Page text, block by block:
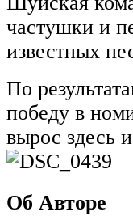
частушки и
известных
По
победу в
вырос здесь
Об Авторе